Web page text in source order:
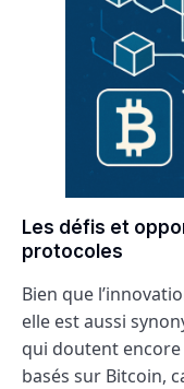
Les défis et
protocoles
Bien que
elle est aussi
qui doutent
basés sur Bitcoin,